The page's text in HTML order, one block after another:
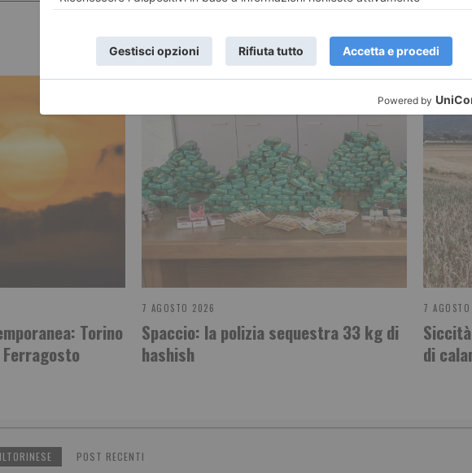
POTREBBE INTERESSARTI...
Torino
7 AGOSTO 2026
Spaccio: la polizia sequestra 33 kg di
hashish
7
di
ILTORINESE POST RECENTI